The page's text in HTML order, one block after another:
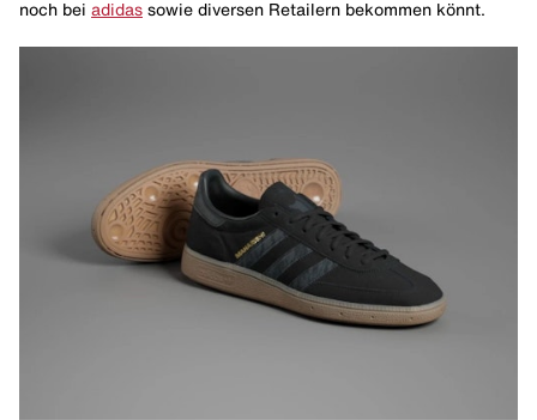
noch bei adidas sowie diversen Retailern bekommen könnt.